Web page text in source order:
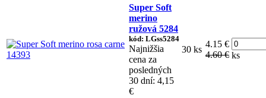
Super Soft
merino
ružová 5284
kód: LGss5284
Najnižšia
cena za
posledných
30 dní: 4,15
€
30 ks
4.15 €
4.60 € ks